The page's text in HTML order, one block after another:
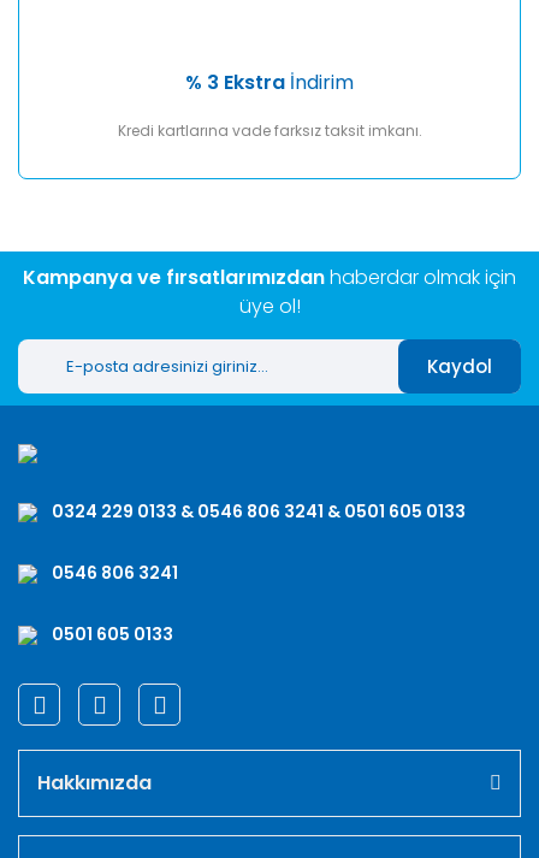
% 3 Ekstra İndirim
Kredi kartlarına vade farksız taksit imkanı.
Kampanya ve fırsatlarımızdanhaberdar olmak için
üye ol!
Kaydol
0324 229 0133 & 0546 806 3241 & 0501 605 0133
0546 806 3241
0501 605 0133
Hakkımızda